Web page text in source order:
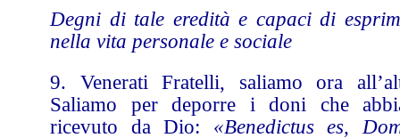
Degni di tale eredità e capaci di
nella vita personale e sociale
9. Venerati Fratelli, saliamo ora
Saliamo per deporre i doni che
ricevuto da Dio: «Benedictus es,